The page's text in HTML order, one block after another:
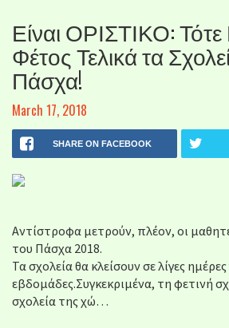
Είναι ΟΡΙΣΤΙΚΟ: Τότε
Φέτος Τελικά τα
Πάσχα!
March 17, 2018
SHARE ON FACEBOOK
Αντίστροφα μετρούν, πλέον, οι
του Πάσχα 2018.
Τα σχολεία θα κλείσουν σε λίγες
εβδομάδες.Συγκεκριμένα, τη φετινή
σχολεία της χώ…